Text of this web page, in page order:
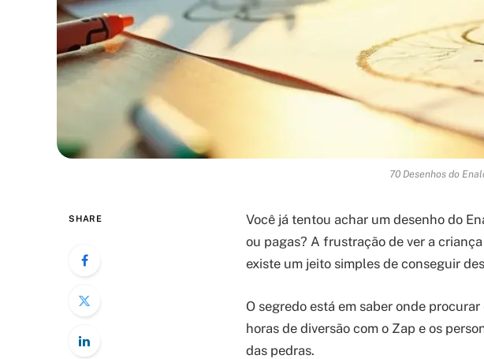
70 Desenhos do
SHARE
Você já tentou achar um desenho do
ou pagas? A frustração de ver a
existe um jeito simples de conseguir
O segredo está em saber onde
horas de diversão com o Zap e os
das pedras.